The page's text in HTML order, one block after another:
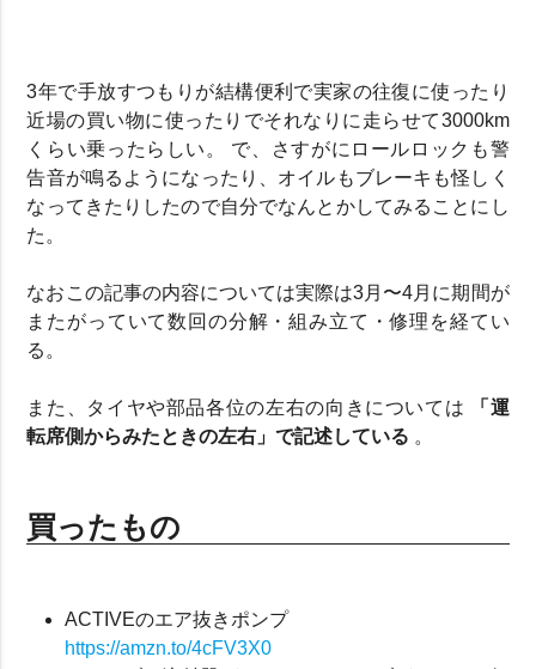
3年で手放すつもりが結構便利で実家の往復に使ったり
近場の買い物に使ったりでそれなりに走らせて3000km
くらい乗ったらしい。 で、さすがにロールロックも警
告音が鳴るようになったり、オイルもブレーキも怪しく
なってきたりしたので自分でなんとかしてみることにし
た。
なおこの記事の内容については実際は3月〜4月に期間が
またがっていて数回の分解・組み立て・修理を経てい
る。
また、タイヤや部品各位の左右の向きについては
「運
転席側からみたときの左右」で記述している 。
買ったもの
ACTIVEのエア抜きポンプ
https://amzn.to/4cFV3X0